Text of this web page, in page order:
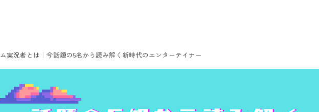
実況者とは｜今話題の5名から読み解く新時代のエンターテイナー